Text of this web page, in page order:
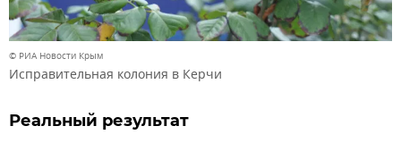
© РИА Новости Крым
Исправительная колония в Керчи
Реальный результат